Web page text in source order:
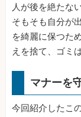
人が後を絶たな
そもそも自分が
を綺麗に保つた
えを捨て、ゴミ
マナーを
今回紹介したこ